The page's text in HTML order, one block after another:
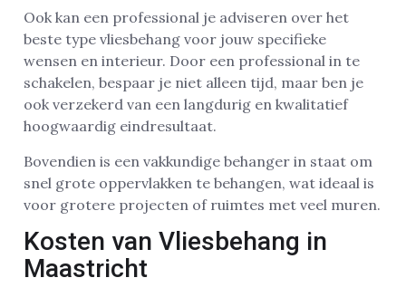
Ook kan een professional je adviseren over het
beste type vliesbehang voor jouw specifieke
wensen en interieur. Door een professional in te
schakelen, bespaar je niet alleen tijd, maar ben je
ook verzekerd van een langdurig en kwalitatief
hoogwaardig eindresultaat.
Bovendien is een vakkundige behanger in staat om
snel grote oppervlakken te behangen, wat ideaal is
voor grotere projecten of ruimtes met veel muren.
Kosten van Vliesbehang in
Maastricht